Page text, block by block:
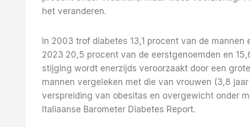
het veranderen.
In 2003 trof diabetes 13,1 procent van de
2023 20,5 procent van de eerstgenoemden en
stijging wordt enerzijds veroorzaakt door een
mannen vergeleken met die van vrouwen (3,8
verspreiding van obesitas en overgewicht onder
Italiaanse Barometer Diabetes Report.